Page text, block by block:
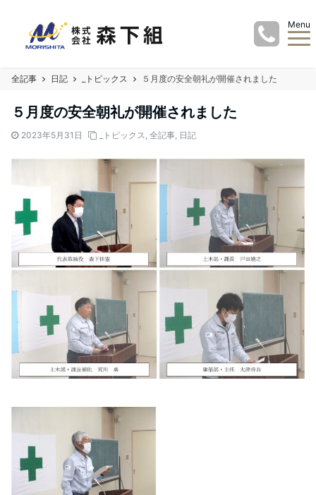
Menu
全記事 日記 _トピックス ５月度の安全朝礼が開催されました
５月度の安全朝礼が開催されました
2023年5月31日 _トピックス, 全記事, 日記